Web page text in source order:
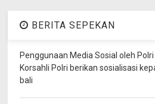
BERITA SEPEKAN
Penggunaan Media Sosial oleh Polri
Korsahli Polri berikan sosialisasi
bali